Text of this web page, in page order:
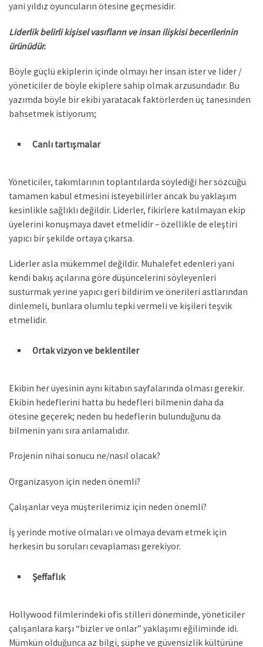
yani yıldız oyuncuların ötesine geçmesidir.
Liderlik belirli kişisel vasıfların ve insan ilişkisi becerilerinin
ürünüdür.
Böyle güçlü ekiplerin içinde olmayı her insan ister ve lider /
yöneticiler de böyle ekiplere sahip olmak arzusundadır. Bu
yazımda böyle bir ekibi yaratacak faktörlerden üç tanesinden
bahsetmek istiyorum;
Canlı tartışmalar
Yöneticiler, takımlarının toplantılarda söylediği her sözcüğü
tamamen kabul etmesini isteyebilirler ancak bu yaklaşım
kesinlikle sağlıklı değildir. Liderler, fikirlere katılmayan ekip
üyelerini konuşmaya davet etmelidir – özellikle de eleştiri
yapıcı bir şekilde ortaya çıkarsa.
Liderler asla mükemmel değildir. Muhalefet edenleri yani
kendi bakış açılarına göre düşüncelerini söyleyenleri
susturmak yerine yapıcı geri bildirim ve önerileri astlarından
dinlemeli, bunlara olumlu tepki vermeli ve kişileri teşvik
etmelidir.
Ortak vizyon ve beklentiler
Ekibin her üyesinin aynı kitabın sayfalarında olması gerekir.
Ekibin hedeflerini hatta bu hedefleri bilmenin daha da
ötesine geçerek; neden bu hedeflerin bulunduğunu da
bilmenin yanı sıra anlamalıdır.
Projenin nihai sonucu ne/nasıl olacak?
Organizasyon için neden önemli?
Çalışanlar veya müşterilerimiz için neden önemli?
İş yerinde motive olmaları ve olmaya devam etmek için
herkesin bu soruları cevaplaması gerekiyor.
Şeffaflık
Hollywood filmlerindeki ofis stilleri döneminde, yöneticiler
çalışanlara karşı “bizler ve onlar” yaklaşımı eğiliminde idi.
Mümkün olduğunca az bilgi, şüphe ve güvensizlik kültürüne